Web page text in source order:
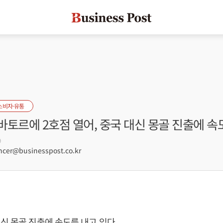
비자·유통
토르에 2호점 열어, 중국 대신 몽골 진출에 속